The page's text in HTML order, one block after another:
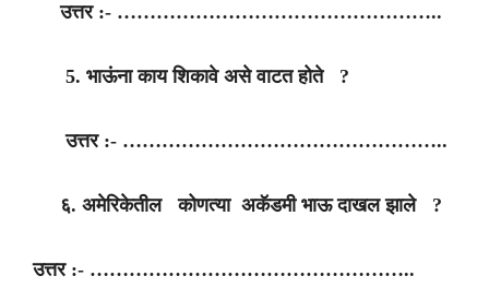
उत्तर :- …………………………………………..
5. भाऊंना काय शिकावे असे वाटत होते ?
उत्तर :- …………………………………………..
६. अमेरिकेतील कोणत्या अकॅडमी भाऊ दाखल झाले ?
उत्तर :- …………………………………………..